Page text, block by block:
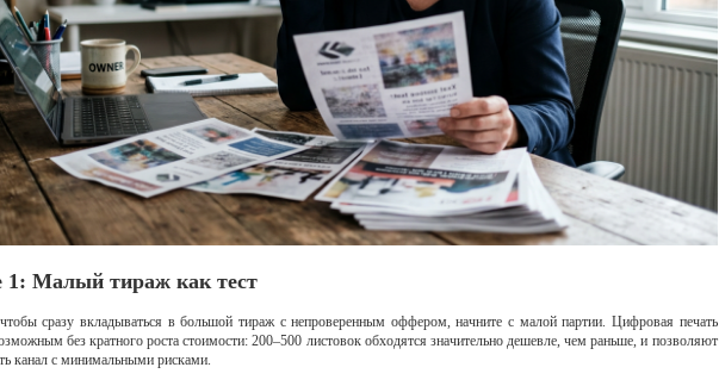
1: Малый тираж как тест
сразу вкладываться в большой тираж с непроверенным оффером, начните с малой партии. Цифровая печать
без кратного роста стоимости: 200–500 листовок обходятся значительно дешевле, чем раньше, и позволяют
канал с минимальными рисками.